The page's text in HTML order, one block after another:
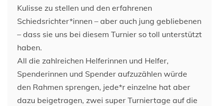
Kulisse zu stellen und den erfahrenen
Schiedsrichter*innen – aber auch jung gebliebenen
– dass sie uns bei diesem Turnier so toll unterstützt
haben.
All die zahlreichen Helferinnen und Helfer,
Spenderinnen und Spender aufzuzählen würde
den Rahmen sprengen, jede*r einzelne hat aber
dazu beigetragen, zwei super Turniertage auf die